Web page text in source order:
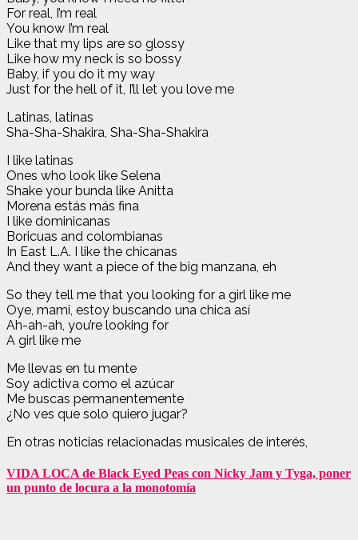
For real, I’m real
You know I’m real
Like that my lips are so glossy
Like how my neck is so bossy
Baby, if you do it my way
Just for the hell of it, I’ll let you love me
Latinas, latinas
Sha-Sha-Shakira, Sha-Sha-Shakira
I like latinas
Ones who look like Selena
Shake your bunda like Anitta
Morena estás más fina
I like dominicanas
Boricuas and colombianas
In East L.A. I like the chicanas
And they want a piece of the big manzana, eh
So they tell me that you looking for a girl like me
Oye, mami, estoy buscando una chica así
Ah-ah-ah, you’re looking for
A girl like me
Me llevas en tu mente
Soy adictiva como el azúcar
Me buscas permanentemente
¿No ves que solo quiero jugar?
En otras noticias relacionadas musicales de interés,
VIDA LOCA de Black Eyed Peas con Nicky Jam y Tyga, poner
un punto de locura a la monotomía